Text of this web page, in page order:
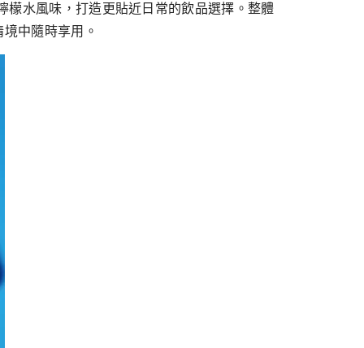
水風味，打造更貼近日常的飲品選擇。整體
中隨時享用。